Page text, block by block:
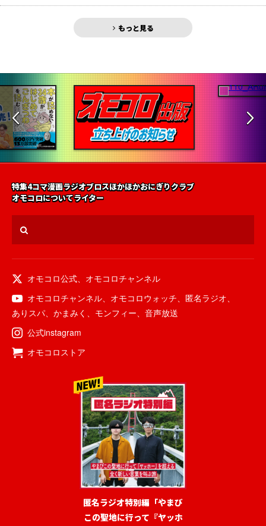
もっと見る
特集4コマ漫画ラジオブロスほかほかおにぎりクラブ
オモコロについてライター
オモコロ公式、 オモコロチャンネル
オモコロチャンネル、 オモコロウォッチ、 匿名ラジオ、
ありスパ、 かまみく 、 モンフィー、 音声放送
公式instagram
オモコロストア
匿名ラジオ特別編「やまび
この聖地に行って『ヤッホ